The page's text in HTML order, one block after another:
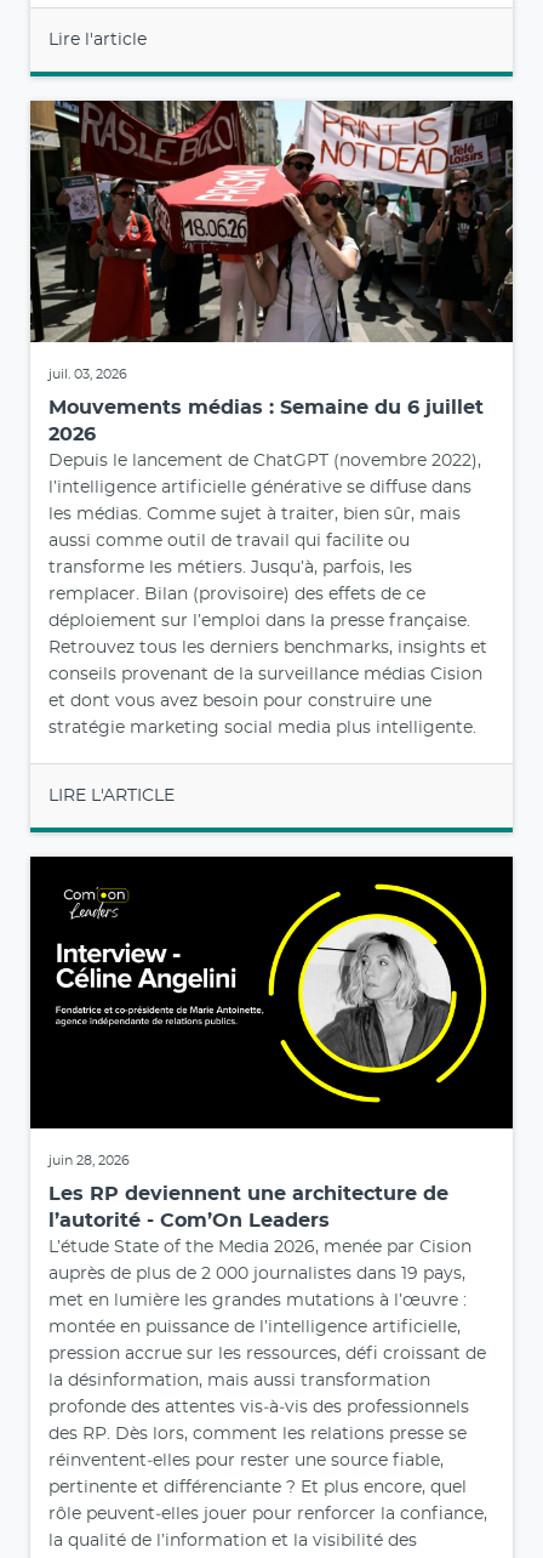
Lire l'article
juil. 03, 2026
Mouvements médias : Semaine du 6 juillet
2026
Depuis le lancement de ChatGPT (novembre 2022),
l’intelligence artificielle générative se diffuse dans
les médias. Comme sujet à traiter, bien sûr, mais
aussi comme outil de travail qui facilite ou
transforme les métiers. Jusqu’à, parfois, les
remplacer. Bilan (provisoire) des effets de ce
déploiement sur l’emploi dans la presse française.
Retrouvez tous les derniers benchmarks, insights et
conseils provenant de la surveillance médias Cision
et dont vous avez besoin pour construire une
stratégie marketing social media plus intelligente.
LIRE L'ARTICLE
juin 28, 2026
Les RP deviennent une architecture de
l’autorité - Com’On Leaders
L’étude State of the Media 2026, menée par Cision
auprès de plus de 2 000 journalistes dans 19 pays,
met en lumière les grandes mutations à l’œuvre :
montée en puissance de l’intelligence artificielle,
pression accrue sur les ressources, défi croissant de
la désinformation, mais aussi transformation
profonde des attentes vis‑à‑vis des professionnels
des RP. Dès lors, comment les relations presse se
réinventent‑elles pour rester une source fiable,
pertinente et différenciante ? Et plus encore, quel
rôle peuvent‑elles jouer pour renforcer la confiance,
la qualité de l’information et la visibilité des